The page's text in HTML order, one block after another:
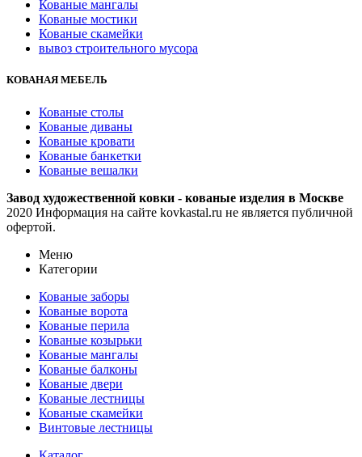
Кованые мангалы
Кованые мостики
Кованые скамейки
вывоз строительного мусора
КОВАНАЯ МЕБЕЛЬ
Кованые столы
Кованые диваны
Кованые кровати
Кованые банкетки
Кованые вешалки
Завод художественной ковки - кованые изделия в Москве
2020 Информация на сайте kovkastal.ru не является публичной
офертой.
Меню
Категории
Кованые заборы
Кованые ворота
Кованые перила
Кованые козырьки
Кованые мангалы
Кованые балконы
Кованые двери
Кованые лестницы
Кованые скамейки
Винтовые лестницы